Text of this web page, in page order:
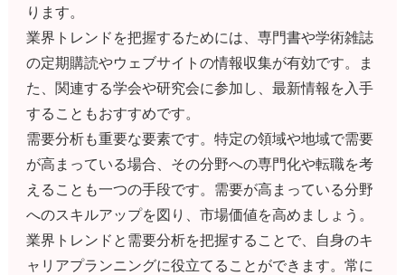
ります。
業界トレンドを把握するためには、専門書や学術雑誌
の定期購読やウェブサイトの情報収集が有効です。ま
た、関連する学会や研究会に参加し、最新情報を入手
することもおすすめです。
需要分析も重要な要素です。特定の領域や地域で需要
が高まっている場合、その分野への専門化や転職を考
えることも一つの手段です。需要が高まっている分野
へのスキルアップを図り、市場価値を高めましょう。
業界トレンドと需要分析を把握することで、自身のキ
ャリアプランニングに役立てることができます。常に